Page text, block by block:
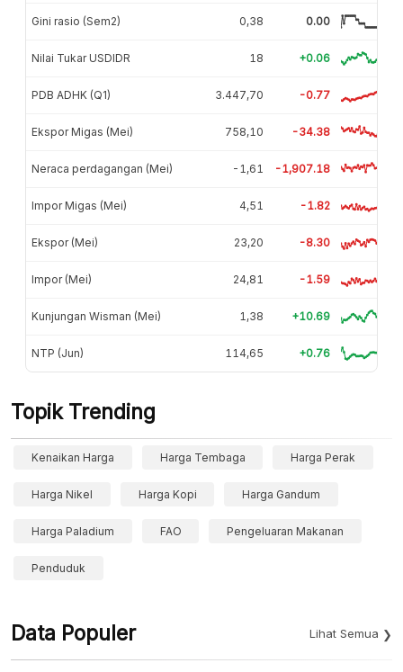
Gini rasio (Sem2) 0,38 0.00
Nilai Tukar USDIDR 18 +0.06
PDB ADHK (Q1) 3.447,70 -0.77
Ekspor Migas (Mei) 758,10 -34.38
Neraca perdagangan (Mei) -1,61 -1,907.18
Impor Migas (Mei) 4,51 -1.82
Ekspor (Mei) 23,20 -8.30
Impor (Mei) 24,81 -1.59
Kunjungan Wisman (Mei) 1,38 +10.69
NTP (Jun) 114,65 +0.76
Topik Trending
Kenaikan Harga Harga Tembaga Harga Perak
Harga Nikel Harga Kopi Harga Gandum
Harga Paladium FAO Pengeluaran Makanan
Penduduk
Data Populer Lihat Semua